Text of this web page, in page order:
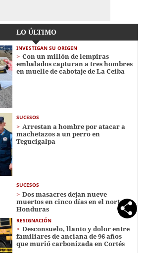
LO ÚLTIMO
INVESTIGAN SU ORIGEN
Con un millón de lempiras
embalados capturan a tres hombres
en muelle de cabotaje de La Ceiba
SUCESOS
Arrestan a hombre por atacar a
machetazos a un perro en
Tegucigalpa
SUCESOS
Dos masacres dejan nueve
muertos en cinco días en el norte de
Honduras
RESIGNACIÓN
​​​​Desconsuelo, llanto y dolor entre
familiares de anciana de 96 años
que murió carbonizada en Cortés